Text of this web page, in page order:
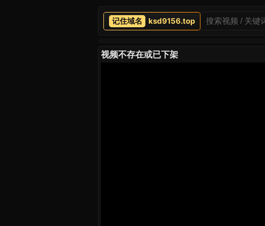
ksd9156.top
视频不存在或已下架